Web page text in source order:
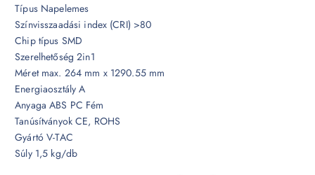
Típus Napelemes
Színvisszaadási index (CRI) >80
Chip típus SMD
Szerelhetőség 2in1
Méret max. 264 mm x 1290.55 mm
Energiaosztály A
Anyaga ABS PC Fém
Tanúsítványok CE, ROHS
Gyártó V-TAC
Súly 1,5 kg/db